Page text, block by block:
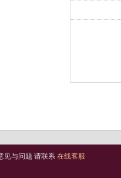
见与问题 请联系 在线客服